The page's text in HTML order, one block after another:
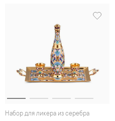
Набор для ликера из серебра